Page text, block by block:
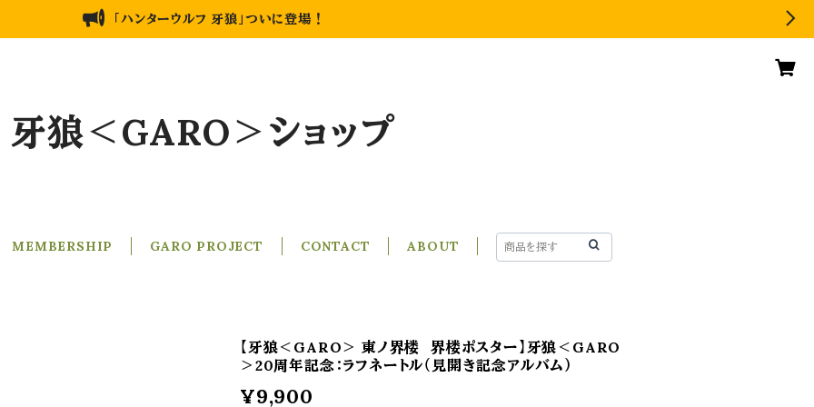
「ハンターウルフ 牙狼」ついに登場！
牙狼＜GARO＞ショップ
MEMBERSHIP GARO PROJECT CONTACT ABOUT
【牙狼＜GARO＞ 東ノ界楼 界楼ポスター】牙狼＜GARO
＞20周年記念：ラフネートル（見開き記念アルバム）
¥9,900